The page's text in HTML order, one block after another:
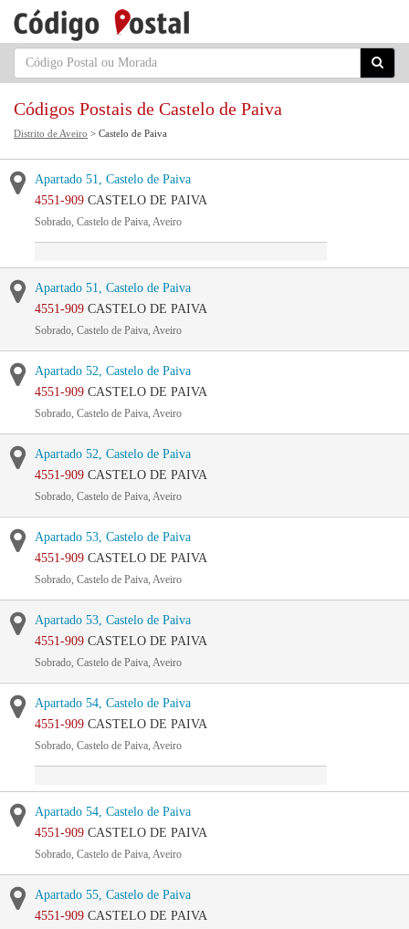
Códigos Postais de Castelo de Paiva
Distrito de Aveiro > Castelo de Paiva
Apartado 51, Castelo de Paiva
4551-909 CASTELO DE PAIVA
Sobrado, Castelo de Paiva, Aveiro
Apartado 51, Castelo de Paiva
4551-909 CASTELO DE PAIVA
Sobrado, Castelo de Paiva, Aveiro
Apartado 52, Castelo de Paiva
4551-909 CASTELO DE PAIVA
Sobrado, Castelo de Paiva, Aveiro
Apartado 52, Castelo de Paiva
4551-909 CASTELO DE PAIVA
Sobrado, Castelo de Paiva, Aveiro
Apartado 53, Castelo de Paiva
4551-909 CASTELO DE PAIVA
Sobrado, Castelo de Paiva, Aveiro
Apartado 53, Castelo de Paiva
4551-909 CASTELO DE PAIVA
Sobrado, Castelo de Paiva, Aveiro
Apartado 54, Castelo de Paiva
4551-909 CASTELO DE PAIVA
Sobrado, Castelo de Paiva, Aveiro
Apartado 54, Castelo de Paiva
4551-909 CASTELO DE PAIVA
Sobrado, Castelo de Paiva, Aveiro
Apartado 55, Castelo de Paiva
4551-909 CASTELO DE PAIVA